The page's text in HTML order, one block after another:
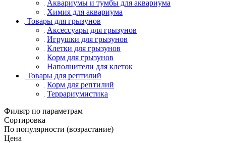
Аквариумы и тумбы для аквариума
Химия для аквариума
Товары для грызунов
Аксессуары для грызунов
Игрушки для грызунов
Клетки для грызунов
Корм для грызунов
Наполнители для клеток
Товары для рептилий
Корм для рептилий
Террариумистика
Фильтр по параметрам
Сортировка
По популярности (возрастание)
Цена